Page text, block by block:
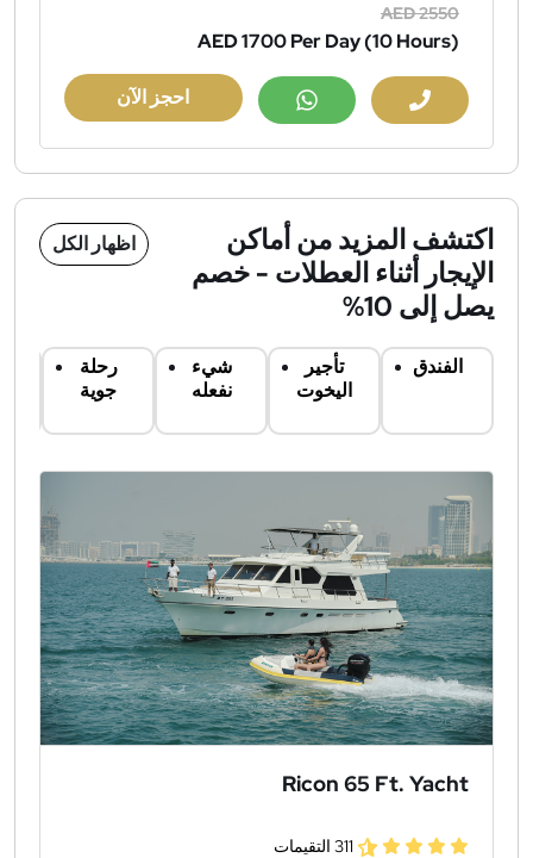
AED 2550
AED 1700Per Day (10 Hours)
احجز الآن
اكتشف المزيد من أماكن
الإيجار أثناء العطلات - خصم
يصل إلى 10%
اظهار الكل
الفندق
تأجير
اليخوت
شيء
نفعله
رحلة
جوية
Ricon 65 Ft. Yacht
311 التقيمات